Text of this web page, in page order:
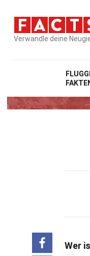
Verwandle deine
Wer